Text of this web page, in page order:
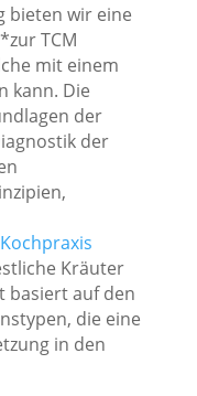
bieten wir eine
TCM
mit einem
kann. Die
der
der
Kochpraxis
Kräuter
basiert auf den
die eine
in den